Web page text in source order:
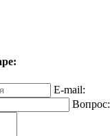
E-mail:
Вопрос: